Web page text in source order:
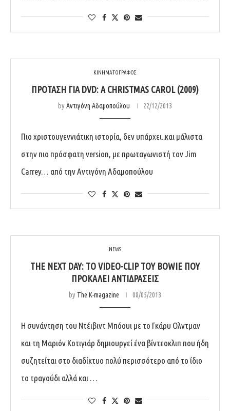
ΚΙΝΗΜΑΤΟΓΡΑΦΟΣ
ΠΡΌΤΑΣΗ ΓΙΑ DVD: A CHRISTMAS CAROL (2009)
byΑντιγόνη Αδαμοπούλου 22/12/2013
Πιο χριστουγεννιάτικη ιστορία, δεν υπάρχει..και μάλιστα
στην πιο πρόσφατη version, με πρωταγωνιστή τον Jim
Carrey… από την Αντιγόνη Αδαμοπούλου
NEWS
THE NEXT DAY: ΤΟ VIDEO-CLIP ΤΟΥ BOWIE ΠΟΥ
ΠΡΟΚΑΛΕΊ ΑΝΤΙΔΡΆΣΕΙΣ
by The K-magazine 08/05/2013
Η συνάντηση του Ντέιβιντ Μπόουι με το Γκάρυ Ολντμαν
και τη Μαριόν Κοτιγιάρ δημιουργεί ένα βίντεοκλιπ που ήδη
συζητείται στο διαδίκτυο πολύ περισσότερο από το ίδιο
το τραγούδι αλλά και …